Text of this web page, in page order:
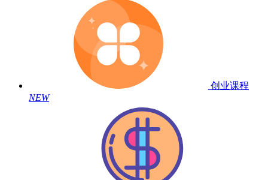
创业课程
NEW